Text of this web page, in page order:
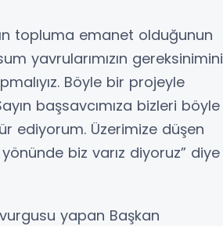
topluma emanet olduğunun
yavrularımızın gereksinimini
Böyle bir projeyle
başsavcımıza bizleri böyle
ediyorum. Üzerimize düşen
biz varız diyoruz” diye
yapan Başkan